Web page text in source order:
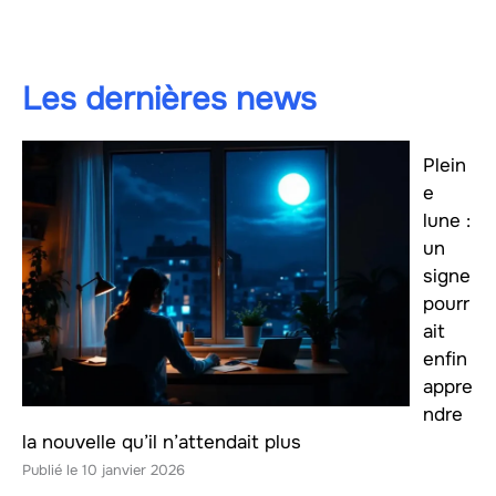
Les dernières news
Plein
e
lune :
un
signe
pourr
ait
enfin
appre
ndre
la nouvelle qu’il n’attendait plus
10 janvier 2026